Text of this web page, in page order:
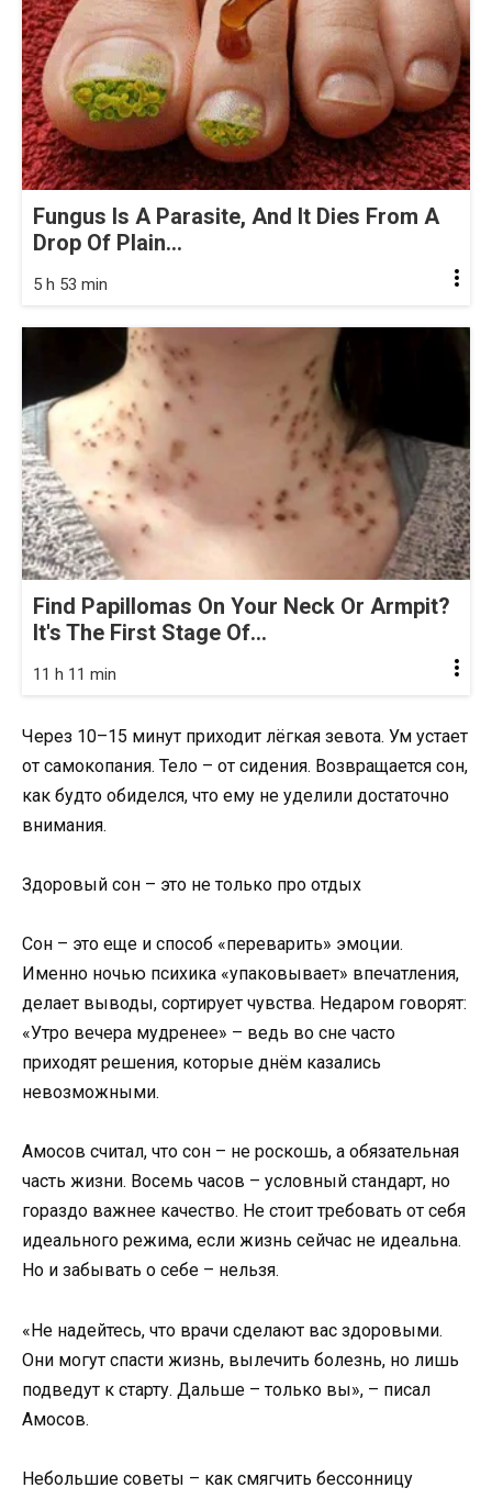
Fungus Is A Parasite, And It Dies From A
Drop Of Plain...
5 h 53 min
Find Papillomas On Your Neck Or Armpit?
It's The First Stage Of...
11 h 11 min
Через 10–15 минут приходит лёгкая зевота. Ум устает
от самокопания. Тело – от сидения. Возвращается сон,
как будто обиделся, что ему не уделили достаточно
внимания.
Здоровый сон – это не только про отдых
Сон – это еще и способ «переварить» эмоции.
Именно ночью психика «упаковывает» впечатления,
делает выводы, сортирует чувства. Недаром говорят:
«Утро вечера мудренее» – ведь во сне часто
приходят решения, которые днём казались
невозможными.
Амосов считал, что сон – не роскошь, а обязательная
часть жизни. Восемь часов – условный стандарт, но
гораздо важнее качество. Не стоит требовать от себя
идеального режима, если жизнь сейчас не идеальна.
Но и забывать о себе – нельзя.
«Не надейтесь, что врачи сделают вас здоровыми.
Они могут спасти жизнь, вылечить болезнь, но лишь
подведут к старту. Дальше – только вы», – писал
Амосов.
Небольшие советы – как смягчить бессонницу